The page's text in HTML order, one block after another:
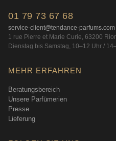
01 79 73 67 68
service-client@tendance-parfums.com
1 rue Pierre et Marie Curie, 63200
Dienstag bis Samstag, 10–12 Uhr /
MEHR ERFAHREN
Beratungsbereich
Unsere Parfümerien
Presse
Lieferung